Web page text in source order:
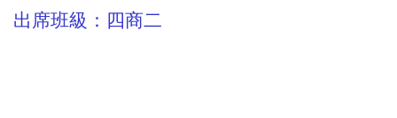
出席班級：四商二